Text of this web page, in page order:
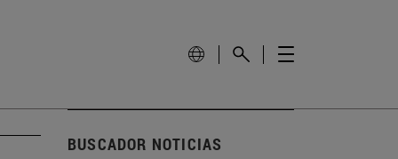
BUSCADOR NOTICIAS